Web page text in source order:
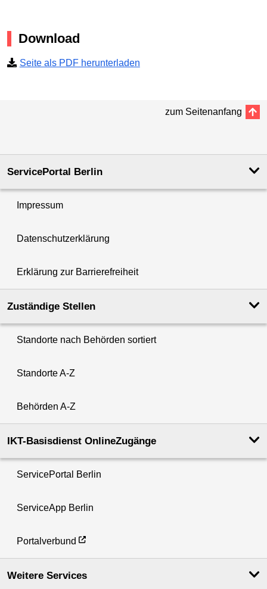
Download
Seite als PDF herunterladen
zum Seitenanfang
ServicePortal Berlin
Impressum
Datenschutzerklärung
Erklärung zur Barrierefreiheit
Zuständige Stellen
Standorte nach Behörden sortiert
Standorte A-Z
Behörden A-Z
IKT-Basisdienst OnlineZugänge
ServicePortal Berlin
ServiceApp Berlin
Portalverbund
Weitere Services